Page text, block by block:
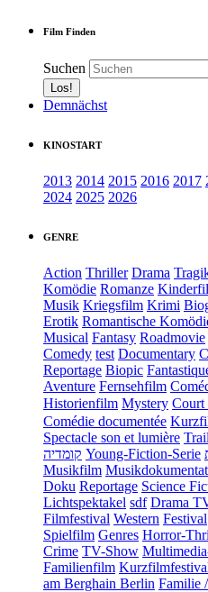
Film Finden
Suchen
Demnächst
KINOSTART
2013 2014 2015 2016 2017
2024 2025 2026
GENRE
Action Thriller Drama
Komödie Romanze
Musik Kriegsfilm Krimi
Erotik Romantische
Musical Fantasy Roadmovie
Comedy test Documentary
Reportage Biopic
Aventure Fernsehfilm
Historienfilm Mystery Court
Comédie documentée
Spectacle son et lumière
קומדיה Young-Fiction-Serie
Musikfilm
Doku Reportage Science
Lichtspektakel sdf Drama
Filmfestival Western Festival
Spielfilm Genres Horror-
Crime TV-Show
Familienfilm
am Berghain Berlin Familie